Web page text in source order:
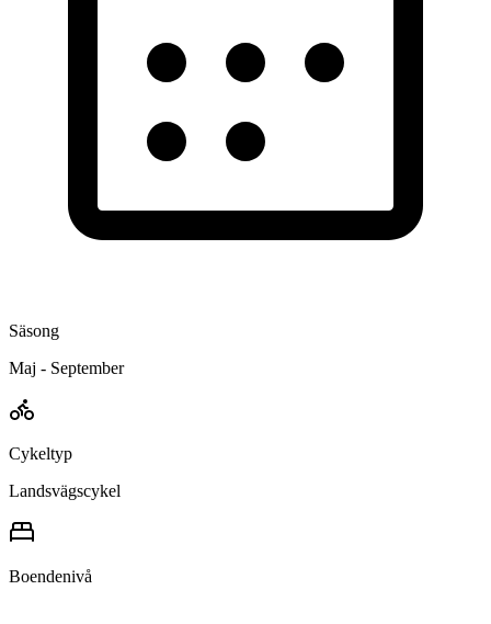
Säsong
Maj - September
Cykeltyp
Landsvägscykel
Boendenivå